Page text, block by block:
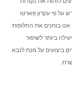
על פי עקרון פארטו
אנו בוחנים את החלופות
ביותר לשיפור
ביצועים על מנת לנבא